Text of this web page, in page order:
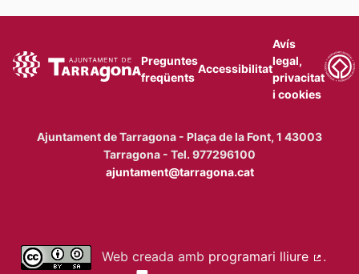
Preguntes
freqüents
Accessibilitat
Avís
legal,
privacitat
i cookies
Ajuntament de Tarragona - Plaça de la Font, 1 43003
Tarragona - Tel. 977296100
ajuntament@tarragona.cat
Web creada amb programari lliure
.